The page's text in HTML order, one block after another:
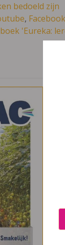
bedoeld zijn
, Facebook
'Eureka: